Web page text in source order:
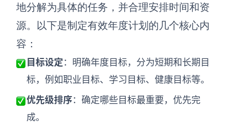
数据流图
情绪板
查看所有场景
地分解为具体的任务，并合理安排时间和资
源。以下是制定有效年度计划的几个核心内
容：
目标设定：明确年度目标，分为短期和长期目
标，例如职业目标、学习目标、健康目标等。
优先级排序：确定哪些目标最重要，优先完
成。